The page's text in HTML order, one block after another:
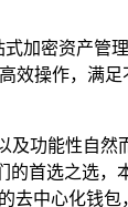
加密资产管
效操作，满
及功能性自然
首选之选
去中心化钱